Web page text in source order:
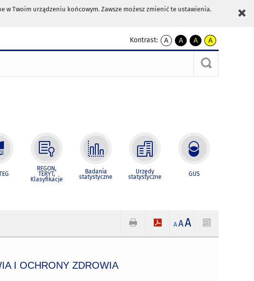
Twoim urządzeniu końcowym. Zawsze możesz zmienić te ustawienia.
Kontrast:
A
kontrast
A
kontrast
czarnym
A
kontrast
żółty
tekst
czarnym
A
kontrast
czarny
tekst
żółtym
REGON,
TERYT,
Klasyfikacje
Badania
statystyczne
Urzędy
statystyczne GUS
A AA
I OCHRONY ZDROWIA